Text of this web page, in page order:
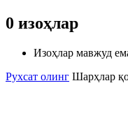
0 изоҳлар
Изоҳлар мавжуд
Рухсат олинг Шарҳлар